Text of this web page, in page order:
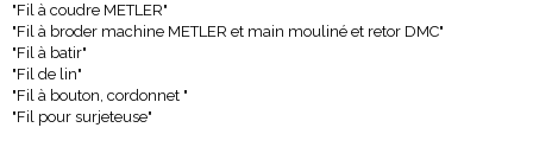
Fil à coudre METLER
Fil à broder machine METLER et main mouliné et retor DMC
Fil à batir
Fil de lin
Fil à bouton, cordonnet
Fil pour surjeteuse